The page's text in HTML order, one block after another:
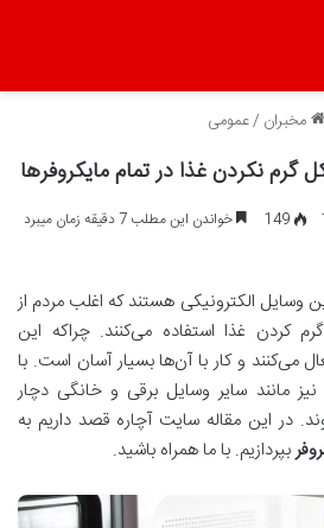
مخبران /عمومی
نکردن غذا در تمام مایکروفرها
149 خواندن این مطلب 7 دقیقه زمان میبرد
وسایل الکترونیکی هستند که اغلب مردم از
کردن غذا استفاده می‌کنند. چراکه این
می‌کنند و کار با آن‌ها بسیار آسان است. با
نیز مانند سایر وسایل برقی و خانگی دچار
در این مقاله سایت آچاره قصد داریم به
بپردازیم. با ما همراه باشید.